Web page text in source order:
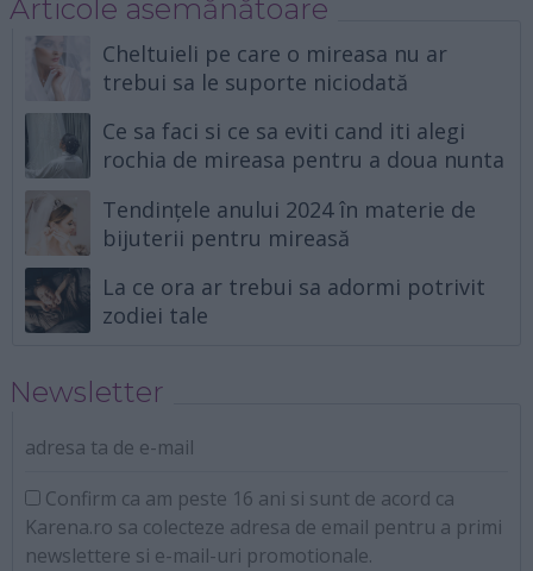
Articole asemănătoare
Cheltuieli pe care o mireasa nu ar
trebui sa le suporte niciodată
Ce sa faci si ce sa eviti cand iti alegi
rochia de mireasa pentru a doua nunta
Tendințele anului 2024 în materie de
bijuterii pentru mireasă
La ce ora ar trebui sa adormi potrivit
zodiei tale
Newsletter
adresa ta de e-mail
Confirm ca am peste 16 ani si sunt de acord ca
Karena.ro sa colecteze adresa de email pentru a primi
newslettere si e-mail-uri promotionale.